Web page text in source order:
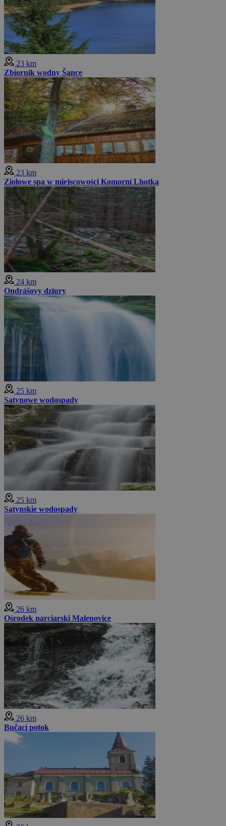
23 km
Zbiornik wodny Šance
23 km
Ziołowe spa w miejscowości Komorní Lhotka
24 km
Ondrášovy dziury
25 km
Satynowe wodospady
25 km
Satynskie wodospady
26 km
Ośrodek narciarski Malenovice
26 km
Bučací potok